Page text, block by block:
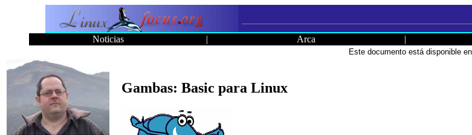
Noticias | Arca |
Este documento está disponible
Gambas: Basic para Linux